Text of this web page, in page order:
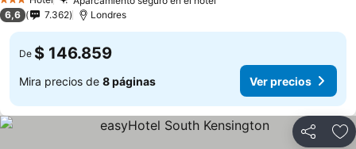
3 Estrellas
6,6 7.362 Londres
De $ 146.859
Mira precios de 8 páginas Ver precios
Compartir